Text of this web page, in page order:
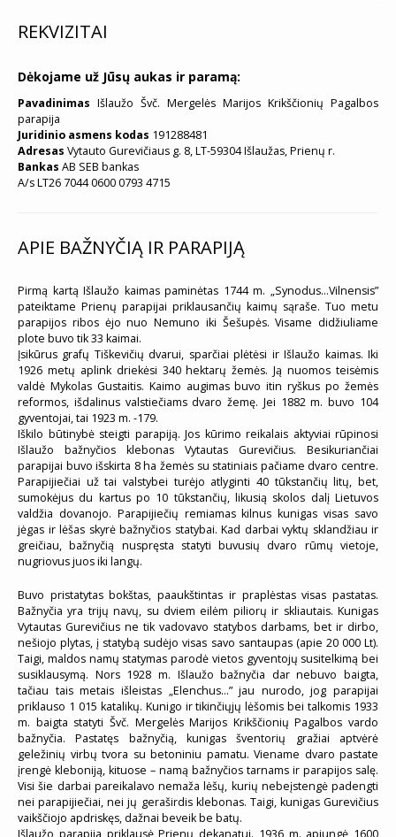
REKVIZITAI
Dėkojame už Jūsų aukas ir paramą:
Pavadinimas Išlaužo Švč. Mergelės Marijos Krikščionių Pagalbos
parapija
Juridinio asmens kodas 191288481
Adresas Vytauto Gurevičiaus g. 8, LT-59304 Išlaužas, Prienų r.
Bankas AB SEB bankas
A/s LT26 7044 0600 0793 4715
APIE BAŽNYČIĄ IR PARAPIJĄ
Pirmą kartą Išlaužo kaimas paminėtas 1744 m. „Synodus…Vilnensis”
pateiktame Prienų parapijai priklausančių kaimų sąraše. Tuo metu
parapijos ribos ėjo nuo Nemuno iki Šešupės. Visame didžiuliame
plote buvo tik 33 kaimai.
Įsikūrus grafų Tiškevičių dvarui, sparčiai plėtėsi ir Išlaužo kaimas. Iki
1926 metų aplink driekėsi 340 hektarų žemės. Ją nuomos teisėmis
valdė Mykolas Gustaitis. Kaimo augimas buvo itin ryškus po žemės
reformos, išdalinus valstiečiams dvaro žemę. Jei 1882 m. buvo 104
gyventojai, tai 1923 m. -179.
Iškilo būtinybė steigti parapiją. Jos kūrimo reikalais aktyviai rūpinosi
Išlaužo bažnyčios klebonas Vytautas Gurevičius. Besikuriančiai
parapijai buvo išskirta 8 ha žemės su statiniais pačiame dvaro centre.
Parapijiečiai už tai valstybei turėjo atlyginti 40 tūkstančių litų, bet,
sumokėjus du kartus po 10 tūkstančių, likusią skolos dalį Lietuvos
valdžia dovanojo. Parapijiečių remiamas kilnus kunigas visas savo
jėgas ir lėšas skyrė bažnyčios statybai. Kad darbai vyktų sklandžiau ir
greičiau, bažnyčią nuspręsta statyti buvusių dvaro rūmų vietoje,
nugriovus juos iki langų.
Buvo pristatytas bokštas, paaukštintas ir praplėstas visas pastatas.
Bažnyčia yra trijų navų, su dviem eilėm piliorų ir skliautais. Kunigas
Vytautas Gurevičius ne tik vadovavo statybos darbams, bet ir dirbo,
nešiojo plytas, į statybą sudėjo visas savo santaupas (apie 20 000 Lt).
Taigi, maldos namų statymas parodė vietos gyventojų susitelkimą bei
susiklausymą. Nors 1928 m. Išlaužo bažnyčia dar nebuvo baigta,
tačiau tais metais išleistas „Elenchus…” jau nurodo, jog parapijai
priklauso 1 015 katalikų. Kunigo ir tikinčiųjų lėšomis bei talkomis 1933
m. baigta statyti Švč. Mergelės Marijos Krikščionių Pagalbos vardo
bažnyčia. Pastatęs bažnyčią, kunigas šventorių gražiai aptvėrė
geležinių virbų tvora su betoniniu pamatu. Viename dvaro pastate
įrengė kleboniją, kituose – namą bažnyčios tarnams ir parapijos salę.
Visi šie darbai pareikalavo nemaža lėšų, kurių nebeįstengė padengti
nei parapijiečiai, nei jų geraširdis klebonas. Taigi, kunigas Gurevičius
vaikščiojo apdriskęs, dažnai beveik be batų.